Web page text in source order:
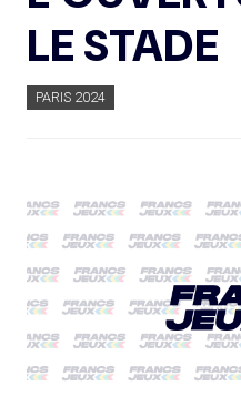
LE STADE
PARIS 2024